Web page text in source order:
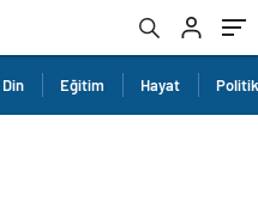
Din Eğitim Hayat